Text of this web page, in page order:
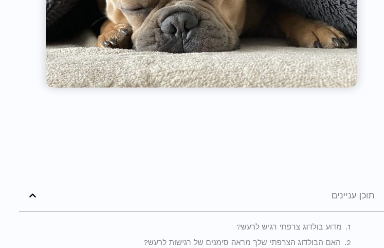
תוכן עניינים
מדוע בולדוג צרפתי רגיש לרעש?
האם הבולדוג הצרפתי שלך מראה סימנים של רגישות לרעש?